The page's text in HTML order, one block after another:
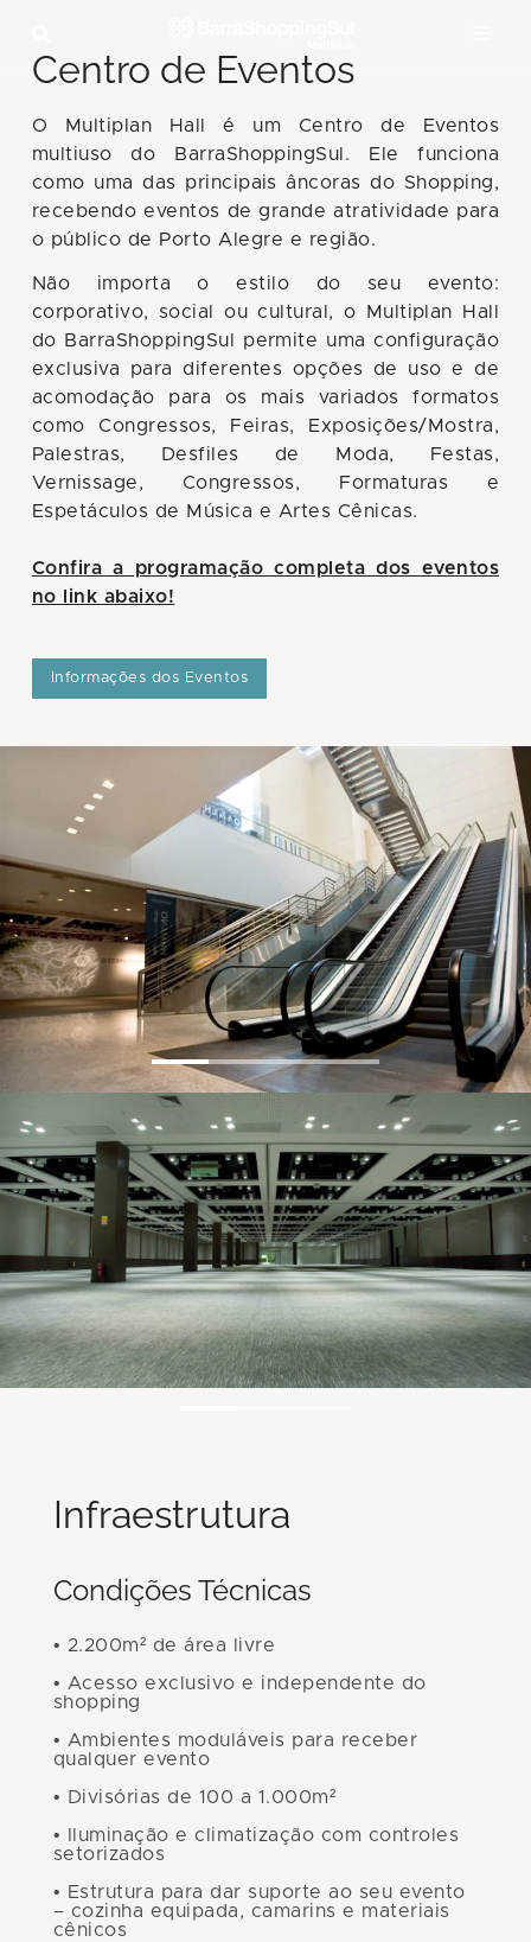
Centro de Eventos
O Multiplan Hall é um Centro de Eventos
multiuso do BarraShoppingSul. Ele funciona
como uma das principais âncoras do Shopping,
recebendo eventos de grande atratividade para
o público de Porto Alegre e região.
Não importa o estilo do seu evento:
corporativo, social ou cultural, o Multiplan Hall
do BarraShoppingSul permite uma configuração
exclusiva para diferentes opções de uso e de
acomodação para os mais variados formatos
como Congressos, Feiras, Exposições/Mostra,
Palestras, Desfiles de Moda, Festas,
Vernissage, Congressos, Formaturas e
Espetáculos de Música e Artes Cênicas.
Confira a programação completa dos eventos
no link abaixo!
Informações dos Eventos
Infraestrutura
Condições Técnicas
• 2.200m² de área livre
• Acesso exclusivo e independente do
shopping
• Ambientes moduláveis para receber
qualquer evento
• Divisórias de 100 a 1.000m²
• Iluminação e climatização com controles
setorizados
• Estrutura para dar suporte ao seu evento
– cozinha equipada, camarins e materiais
cênicos